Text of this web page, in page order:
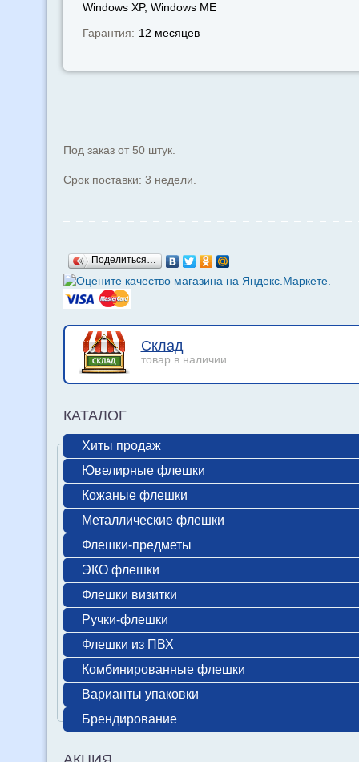
Windows XP, Windows МЕ
Гарантия: 12 месяцев
Под заказ от 50 штук.
Срок поставки: 3 недели.
Поделиться…
Склад
товар в наличии
КАТАЛОГ
Хиты продаж
Ювелирные флешки
Кожаные флешки
Металлические флешки
Флешки-предметы
ЭКО флешки
Флешки визитки
Ручки-флешки
Флешки из ПВХ
Комбинированные флешки
Варианты упаковки
Брендирование